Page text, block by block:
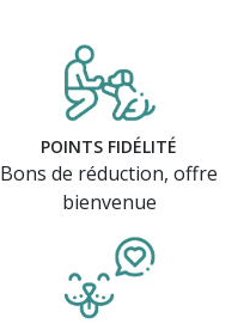
POINTS FIDÉLITÉ
Bons de réduction, offre
bienvenue